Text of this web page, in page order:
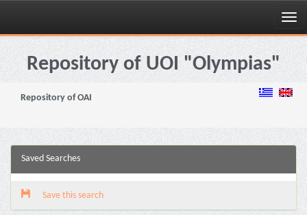
Skip
navigationRepository of UOI "Olympias"
Repository of OAI
Saved Searches
Save this search